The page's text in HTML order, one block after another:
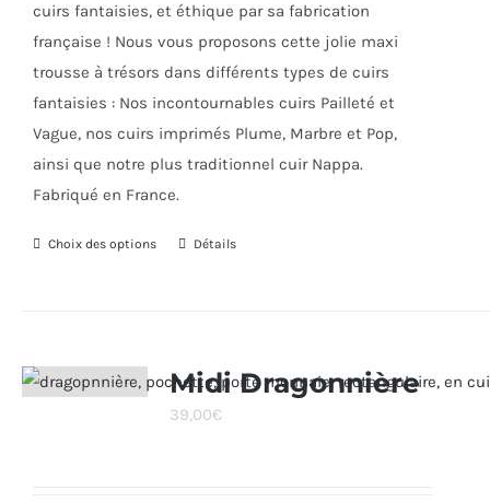
cuirs fantaisies, et éthique par sa fabrication
française ! Nous vous proposons cette jolie maxi
trousse à trésors dans différents types de cuirs
fantaisies : Nos incontournables cuirs Pailleté et
Vague, nos cuirs imprimés Plume, Marbre et Pop,
ainsi que notre plus traditionnel cuir Nappa.
Fabriqué en France.
Choix des options
Ce
variations.
Les
Détails
Midi Dragonnière
39,00€